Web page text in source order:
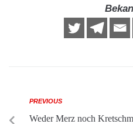
PREVIOUS
Weder Merz noch